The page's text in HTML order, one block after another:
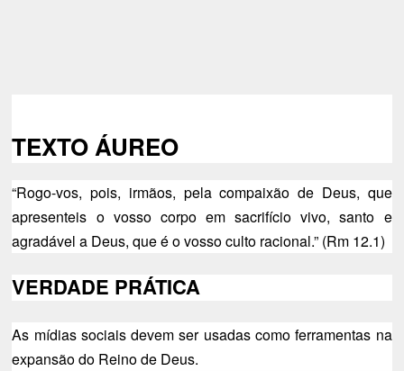
TEXTO ÁUREO
“Rogo-vos, pois, irmãos, pela compaixão de Deus, que
apresenteis o vosso corpo em sacrifício vivo, santo e
agradável a Deus, que é o vosso culto racional.” (Rm 12.1)
VERDADE PRÁTICA
As mídias sociais devem ser usadas como ferramentas na
expansão do Reino de Deus.